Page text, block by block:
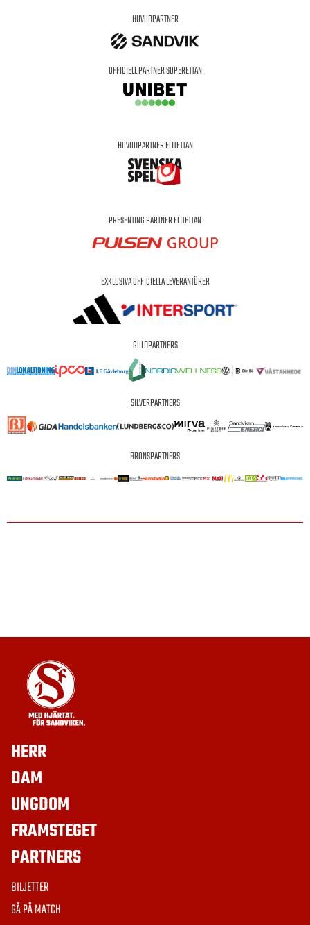
HUVUDPARTNER
OFFICIELL PARTNER SUPERETTAN
HUVUDPARTNER ELITETTAN
PRESENTING PARTNER ELITETTAN
EXKLUSIVA OFFICIELLA LEVERANTÖRER
GULDPARTNERS
SILVERPARTNERS
BRONSPARTNERS
HERR
DAM
UNGDOM
FRAMSTEGET
PARTNERS
BILJETTER
GÅ PÅ MATCH